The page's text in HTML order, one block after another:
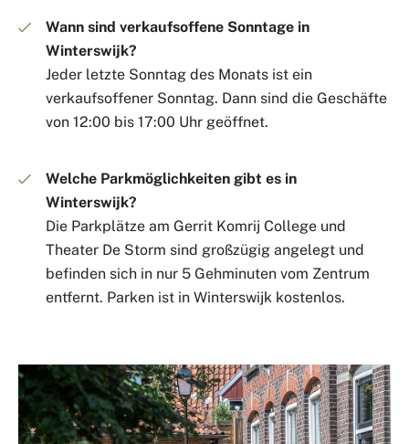
Wann sind verkaufsoffene Sonntage in
Winterswijk?
Jeder letzte Sonntag des Monats ist ein
verkaufsoffener Sonntag. Dann sind die Geschäfte
von 12:00 bis 17:00 Uhr geöffnet.
Welche Parkmöglichkeiten gibt es in
Winterswijk?
Die Parkplätze am Gerrit Komrij College und
Theater De Storm sind großzügig angelegt und
befinden sich in nur 5 Gehminuten vom Zentrum
entfernt. Parken ist in Winterswijk kostenlos.